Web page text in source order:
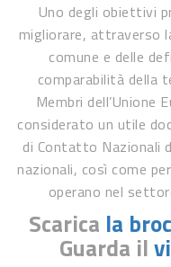
Uno degli obiettivi
migliorare, attraverso
comune e delle
comparabilità della
Membri dell’Unione
considerato un utile
di Contatto Nazionali
nazionali, così come
operano nel
Scarica la
Guarda il